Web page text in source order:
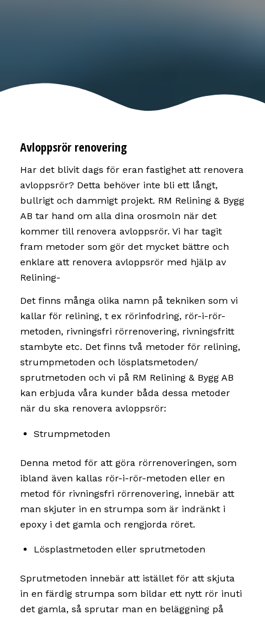
Avloppsrör renovering
Har det blivit dags för eran fastighet att renovera
avloppsrör? Detta behöver inte bli ett långt,
bullrigt och dammigt projekt. RM Relining & Bygg
AB tar hand om alla dina orosmoln när det
kommer till renovera avloppsrör. Vi har tagit
fram metoder som gör det mycket bättre och
enklare att renovera avloppsrör med hjälp av
Relining-
Det finns många olika namn på tekniken som vi
kallar för relining, t ex rörinfodring, rör-i-rör-
metoden, rivningsfri rörrenovering, rivningsfritt
stambyte etc. Det finns två metoder för relining,
strumpmetoden och lösplatsmetoden/
sprutmetoden och vi på RM Relining & Bygg AB
kan erbjuda våra kunder båda dessa metoder
när du ska renovera avloppsrör:
Strumpmetoden
Denna metod för att göra rörrenoveringen, som
ibland även kallas rör-i-rör-metoden eller en
metod för rivningsfri rörrenovering, innebär att
man skjuter in en strumpa som är indränkt i
epoxy i det gamla och rengjorda röret.
Lösplastmetoden eller sprutmetoden
Sprutmetoden innebär att istället för att skjuta
in en färdig strumpa som bildar ett nytt rör inuti
det gamla, så sprutar man en beläggning på